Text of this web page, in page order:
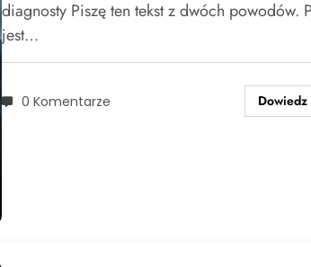
diagnosty Piszę ten tekst z dwóch powodów.
jest…
0 Komentarze